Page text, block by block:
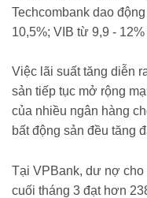
Techcombank dao
10,5%; VIB từ 9,9 -
Việc lãi suất tăng diễn
sản tiếp tục mở rộng
của nhiều ngân hàng
bất động sản đều tăng
Tại VPBank, dư nợ cho
cuối tháng 3 đạt hơn